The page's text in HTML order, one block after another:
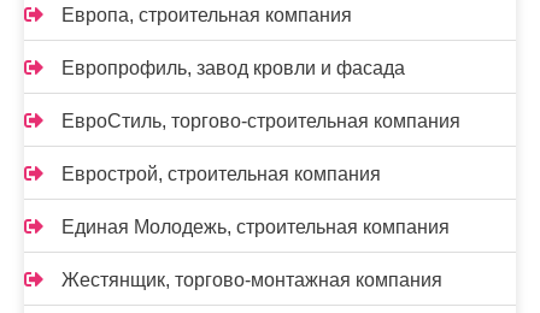
Европа, строительная компания
Европрофиль, завод кровли и фасада
ЕвроСтиль, торгово-строительная компания
Еврострой, строительная компания
Единая Молодежь, строительная компания
Жестянщик, торгово-монтажная компания